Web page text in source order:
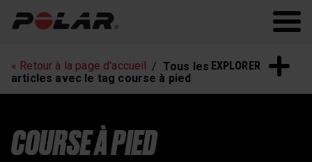
Polar Flow
EXPLORER
récupération
« Retour à la page d'accueil
Tous les
articles avec le tag course à pied
COURSE À PIED